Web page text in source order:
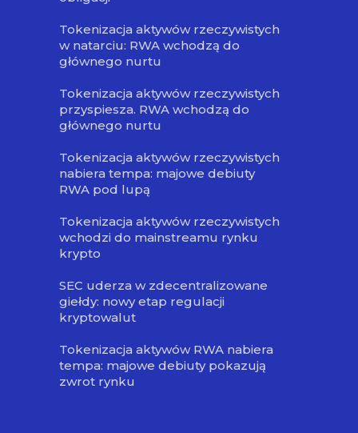
Tokenizacja aktywów rzeczywistych
w natarciu: RWA wchodzą do
głównego nurtu
Tokenizacja aktywów rzeczywistych
przyspiesza. RWA wchodzą do
głównego nurtu
Tokenizacja aktywów rzeczywistych
nabiera tempa: majowe debiuty
RWA pod lupą
Tokenizacja aktywów rzeczywistych
wchodzi do mainstreamu rynku
krypto
SEC uderza w zdecentralizowane
giełdy: nowy etap regulacji
kryptowalut
Tokenizacja aktywów RWA nabiera
tempa: majowe debiuty pokazują
zwrot rynku